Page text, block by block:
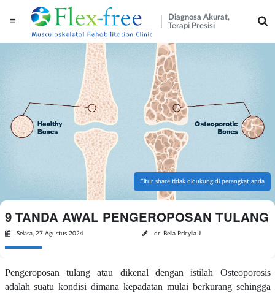
Diagnosa Akurat,
Terapi Presisi
Fitur share tidak didukung di perangkat anda
9 TANDA AWAL PENGEROPOSAN TULANG
Selasa, 27 Agustus 2024 dr. Bella Pricylla J
Pengeroposan tulang atau dikenal dengan istilah Osteoporosis
adalah suatu kondisi dimana kepadatan mulai berkurang sehingga